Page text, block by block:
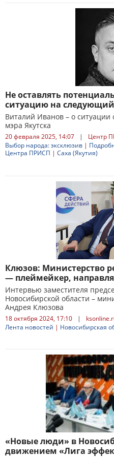
Не оставлять
ситуацию на
Виталий Иванов – о
мэра Якутска
20 февраля 2025, 14:07 |
Центр
Выбор народа: эксклюзив |
Центра ПРИСП | Саха (Якутия)
Клюзов: Министерство
— плеймейкер,
Интервью заместителя
Новосибирской области –
Андрея Клюзова
18 октября 2024, 17:10 |
Лента новостей | Новосибирская
«Новые люди» в
движением «Лига